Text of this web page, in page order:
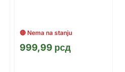
999,99 рсд